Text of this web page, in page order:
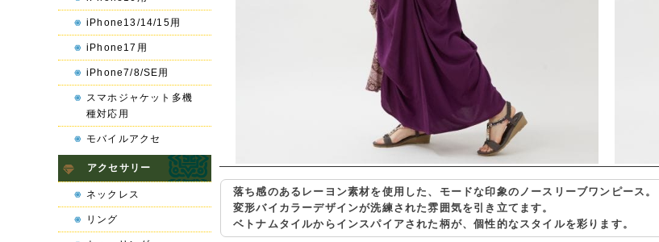
落ち感のあるレーヨン素材を使用した、モードな印象のノースリーブワンピース。
変形バイカラーデザインが洗練された雰囲気を引き立てます。
ベトナムタイルからインスパイアされた柄が、個性的なスタイルを彩ります。
iPhone13/14/15用
iPhone17用
iPhone7/8/SE用
スマホジャケット多機
種対応用
モバイルアクセ
アクセサリー
ネックレス
リング